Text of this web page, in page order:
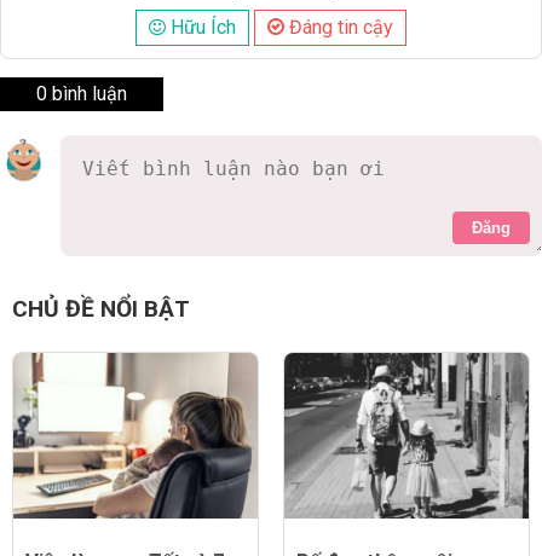
Hữu Ích
Đáng tin cậy
0 bình luận
Đăng
CHỦ ĐỀ NỔI BẬT